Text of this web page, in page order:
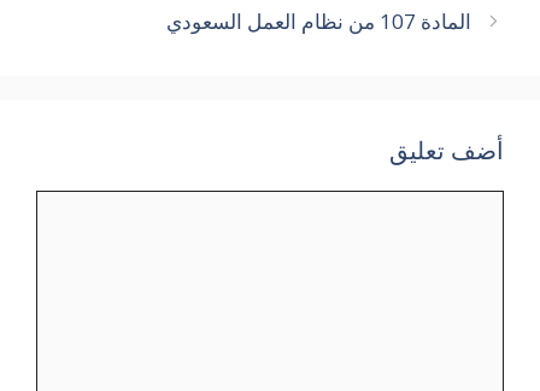
المادة 107 من نظام العمل السعودي
أضف تعليق